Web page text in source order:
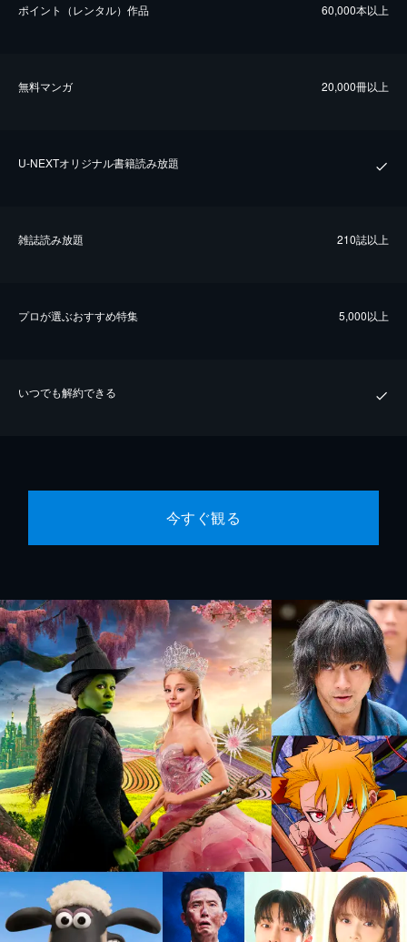
ポイント（レンタル）作品 60,000本以上
無料マンガ 20,000冊以上
U-NEXTオリジナル書籍読み放題
雑誌読み放題 210誌以上
プロが選ぶおすすめ特集 5,000以上
いつでも解約できる
今すぐ観る